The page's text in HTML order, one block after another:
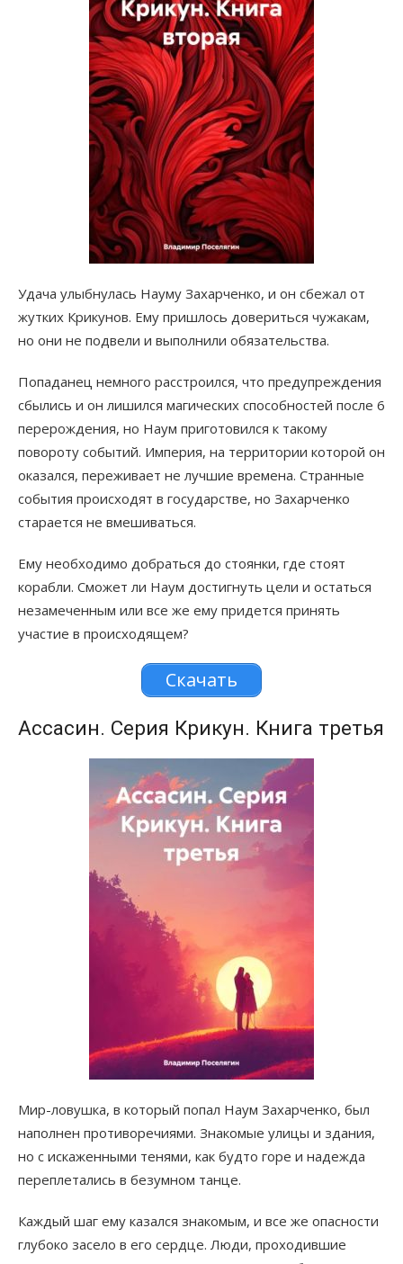
Удача улыбнулась Науму Захарченко, и он сбежал от
жутких Крикунов. Ему пришлось довериться чужакам,
но они не подвели и выполнили обязательства.
Попаданец немного расстроился, что предупреждения
сбылись и он лишился магических способностей после 6
перерождения, но Наум приготовился к такому
повороту событий. Империя, на территории которой он
оказался, переживает не лучшие времена. Странные
события происходят в государстве, но Захарченко
старается не вмешиваться.
Ему необходимо добраться до стоянки, где стоят
корабли. Сможет ли Наум достигнуть цели и остаться
незамеченным или все же ему придется принять
участие в происходящем?
Скачать
Ассасин. Серия Крикун. Книга третья
Мир-ловушка, в который попал Наум Захарченко, был
наполнен противоречиями. Знакомые улицы и здания,
но с искаженными тенями, как будто горе и надежда
переплетались в безумном танце.
Каждый шаг ему казался знакомым, и все же опасности
глубоко засело в его сердце. Люди, проходившие